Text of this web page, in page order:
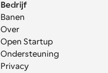
Bedrijf
Banen
Over
Open Startup
Ondersteuning
Privacy